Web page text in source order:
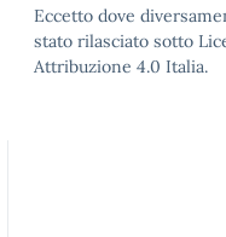
Eccetto dove
stato rilasciato sotto
Attribuzione 4.0 Italia.